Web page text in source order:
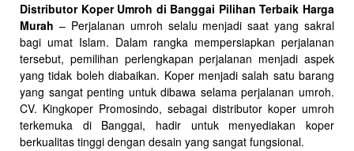
Distributor Koper Umroh di Banggai Pilihan Terbaik Harga
Murah – Perjalanan umroh selalu menjadi saat yang sakral
bagi umat Islam. Dalam rangka mempersiapkan perjalanan
tersebut, pemilihan perlengkapan perjalanan menjadi aspek
yang tidak boleh diabaikan. Koper menjadi salah satu barang
yang sangat penting untuk dibawa selama perjalanan umroh.
CV. Kingkoper Promosindo, sebagai distributor koper umroh
terkemuka di Banggai, hadir untuk menyediakan koper
berkualitas tinggi dengan desain yang sangat fungsional.